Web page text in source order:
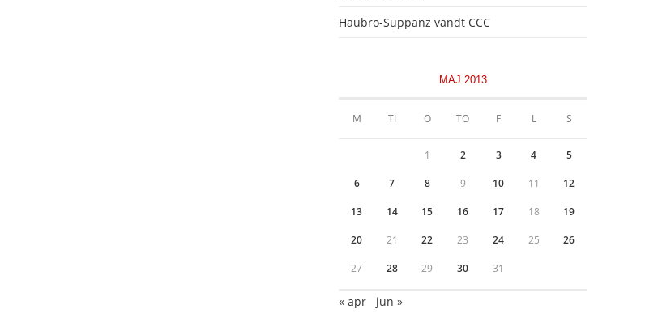
Haubro-Suppanz vandt CCC
MAJ 2013
M TI O TO F L S
1 2 3 4 5
6 7 8 9 10 11 12
13 14 15 16 17 18 19
20 21 22 23 24 25 26
27 28 29 30 31
« apr jun »